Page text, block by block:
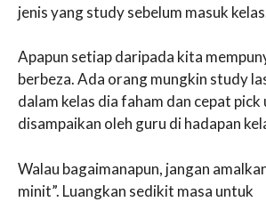
jenis yang study sebelum masuk
Apapun setiap daripada kita
berbeza. Ada orang mungkin study
dalam kelas dia faham dan cepat pick
disampaikan oleh guru di hadapan
Walau bagaimanapun, jangan
minit”. Luangkan sedikit masa untuk